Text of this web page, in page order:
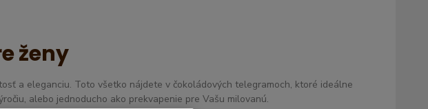
ženy
a eleganciu. Toto všetko nájdete v čokoládových telegramoch, ktoré ideálne
alebo jednoducho ako prekvapenie pre Vašu milovanú.